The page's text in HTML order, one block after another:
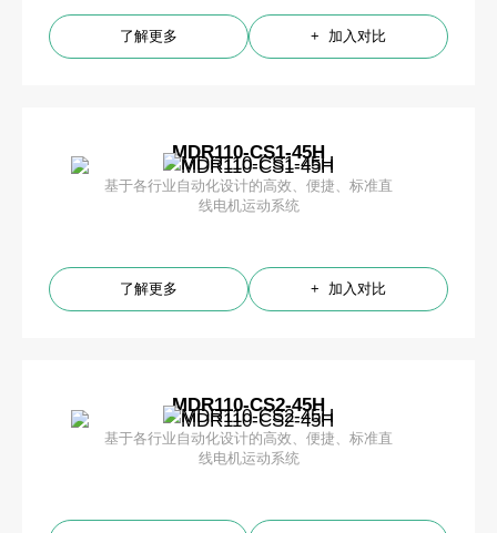
了解更多 + 加入对比
MDR110-CS1-45H
基于各行业自动化设计的高效、便捷、标准直
线电机运动系统
了解更多 + 加入对比
MDR110-CS2-45H
基于各行业自动化设计的高效、便捷、标准直
线电机运动系统